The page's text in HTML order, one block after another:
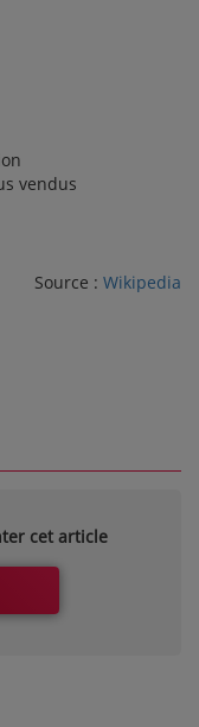
vendus
Source : Wikipedia
cet article